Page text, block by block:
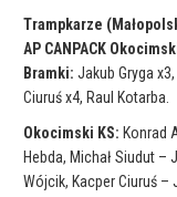
Trampkarze
AP CANPACK
Bramki: Jakub Gryga
Ciuruś x4, Raul Kotarba.
Okocimski KS: Konrad
Hebda, Michał Siudut
Wójcik, Kacper Ciuruś –